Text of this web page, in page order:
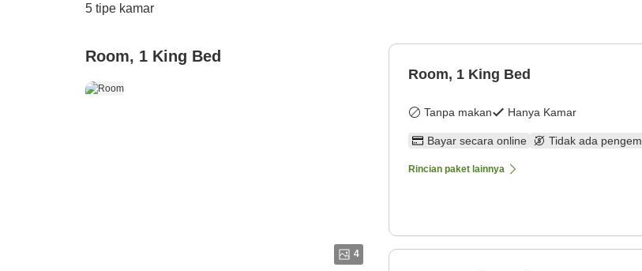
5 tipe kamar
Room, 1 King Bed
4
Room, 1 King Bed
Tanpa makan Hanya Kamar
Bayar secara online Tidak ada
Rincian paket lainnya